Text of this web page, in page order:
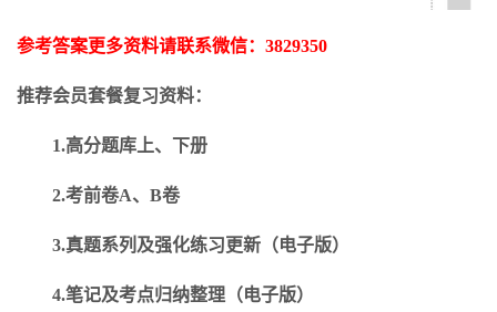
参考答案更多资料请联系微信： 3829350
推荐会员套餐复习资料：
1.高分题库上、下册
2.考前卷A、B卷
3.真题系列及强化练习更新 （电子版）
4.笔记及考点归纳整理（电子版）